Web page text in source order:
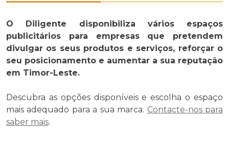
O Diligente disponibiliza vários espaços
publicitários para empresas que pretendem
divulgar os seus produtos e serviços, reforçar o
seu posicionamento e aumentar a sua reputação
em Timor-Leste.
Descubra as opções disponíveis e escolha o espaço
mais adequado para a sua marca. Contacte-nos para
saber mais.